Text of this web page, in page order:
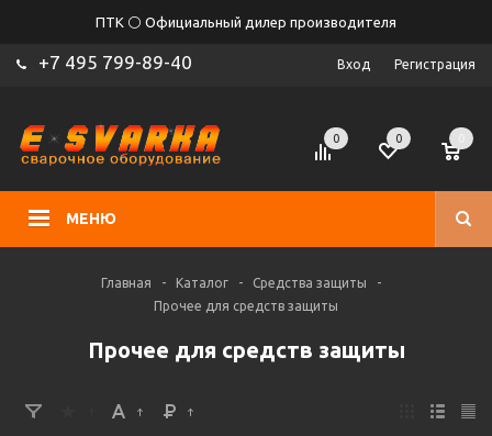
ПТК ⚪ Официальный дилер производителя
+7 495 799-89-40 Вход Регистрация
МЕНЮ
0 0
Главная - Каталог - Средства защиты
-
Прочее для средств защиты
Прочее для средств защиты